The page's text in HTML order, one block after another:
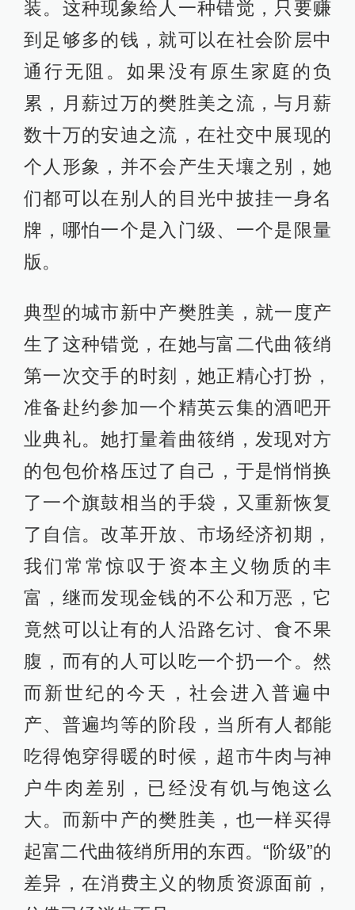
装。这种现象给人一种错觉，只要赚
到足够多的钱，就可以在社会阶层中
通行无阻。如果没有原生家庭的负
累，月薪过万的樊胜美之流，与月薪
数十万的安迪之流，在社交中展现的
个人形象，并不会产生天壤之别，她
们都可以在别人的目光中披挂一身名
牌，哪怕一个是入门级、一个是限量
版。
典型的城市新中产樊胜美，就一度产
生了这种错觉，在她与富二代曲筱绡
第一次交手的时刻，她正精心打扮，
准备赴约参加一个精英云集的酒吧开
业典礼。她打量着曲筱绡，发现对方
的包包价格压过了自己，于是悄悄换
了一个旗鼓相当的手袋，又重新恢复
了自信。改革开放、市场经济初期，
我们常常惊叹于资本主义物质的丰
富，继而发现金钱的不公和万恶，它
竟然可以让有的人沿路乞讨、食不果
腹，而有的人可以吃一个扔一个。然
而新世纪的今天，社会进入普遍中
产、普遍均等的阶段，当所有人都能
吃得饱穿得暖的时候，超市牛肉与神
户牛肉差别，已经没有饥与饱这么
大。而新中产的樊胜美，也一样买得
起富二代曲筱绡所用的东西。“阶级”的
差异，在消费主义的物质资源面前，